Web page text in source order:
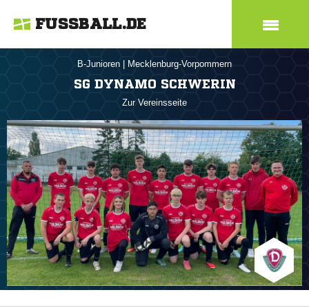
FUSSBALL.DE
B-Junioren Mecklenburg-Vorpommern
SG DYNAMO SCHWERIN
Zur Vereinsseite